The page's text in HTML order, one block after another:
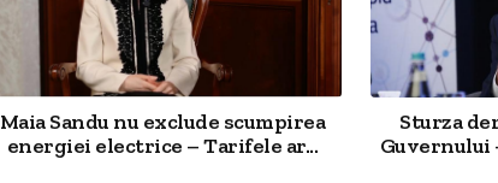
Maia Sandu nu exclude scumpirea
energiei electrice – Tarifele ar...
Sturza
Guvernului